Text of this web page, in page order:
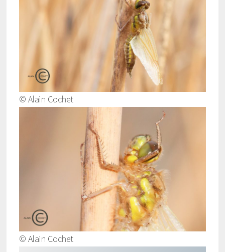
© Alain Cochet
© Alain Cochet